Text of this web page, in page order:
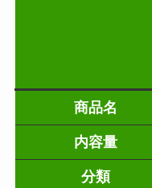
商品名
内容量
分類